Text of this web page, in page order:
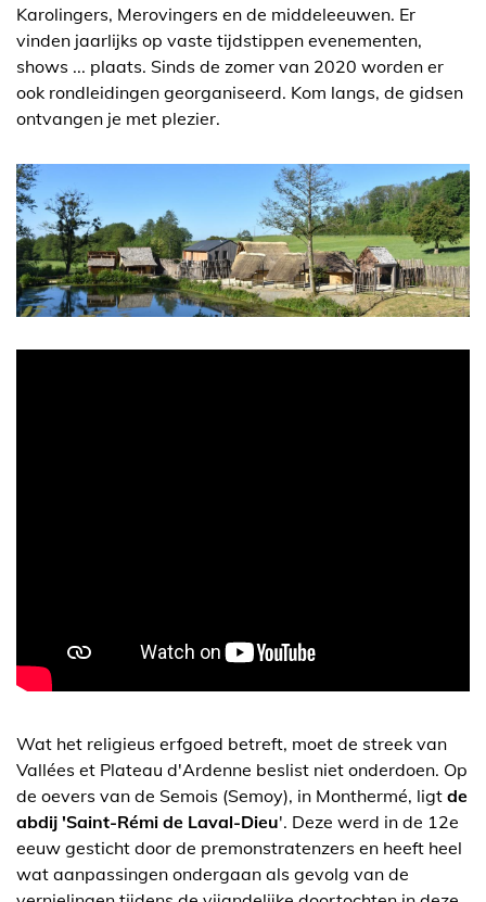
Karolingers, Merovingers en de middeleeuwen. Er
vinden jaarlijks op vaste tijdstippen evenementen,
shows ... plaats. Sinds de zomer van 2020 worden er
ook rondleidingen georganiseerd. Kom langs, de gidsen
ontvangen je met plezier.
Wat het religieus erfgoed betreft, moet de streek van
Vallées et Plateau d'Ardenne beslist niet onderdoen. Op
de oevers van de Semois (Semoy), in Monthermé, ligt de
abdij 'Saint-Rémi de Laval-Dieu'. Deze werd in de 12e
eeuw gesticht door de premonstratenzers en heeft heel
wat aanpassingen ondergaan als gevolg van de